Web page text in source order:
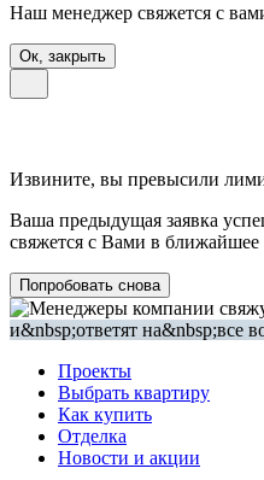
Наш менеджер свяжется с
Ок, закрыть
Извините, вы превысили
Ваша предыдущая заявка
свяжется с Вами в ближайшее
Попробовать снова
Проекты
Выбрать квартиру
Как купить
Отделка
Новости и акции